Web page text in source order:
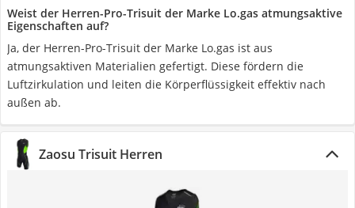
Weist der Herren-Pro-Trisuit der Marke Lo.gas atmungsaktive
Eigenschaften auf?
Ja, der Herren-Pro-Trisuit der Marke Lo.gas ist aus
atmungsaktiven Materialien gefertigt. Diese fördern die
Luftzirkulation und leiten die Körperflüssigkeit effektiv nach
außen ab.
Zaosu Trisuit Herren